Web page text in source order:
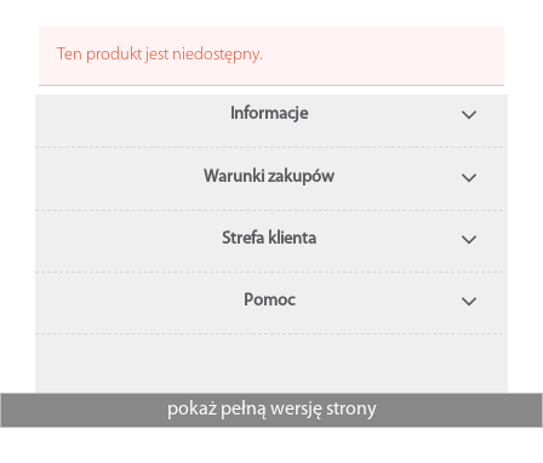
Ten produkt jest niedostępny.
Informacje
Warunki zakupów
Strefa klienta
Pomoc
pokaż pełną wersję strony